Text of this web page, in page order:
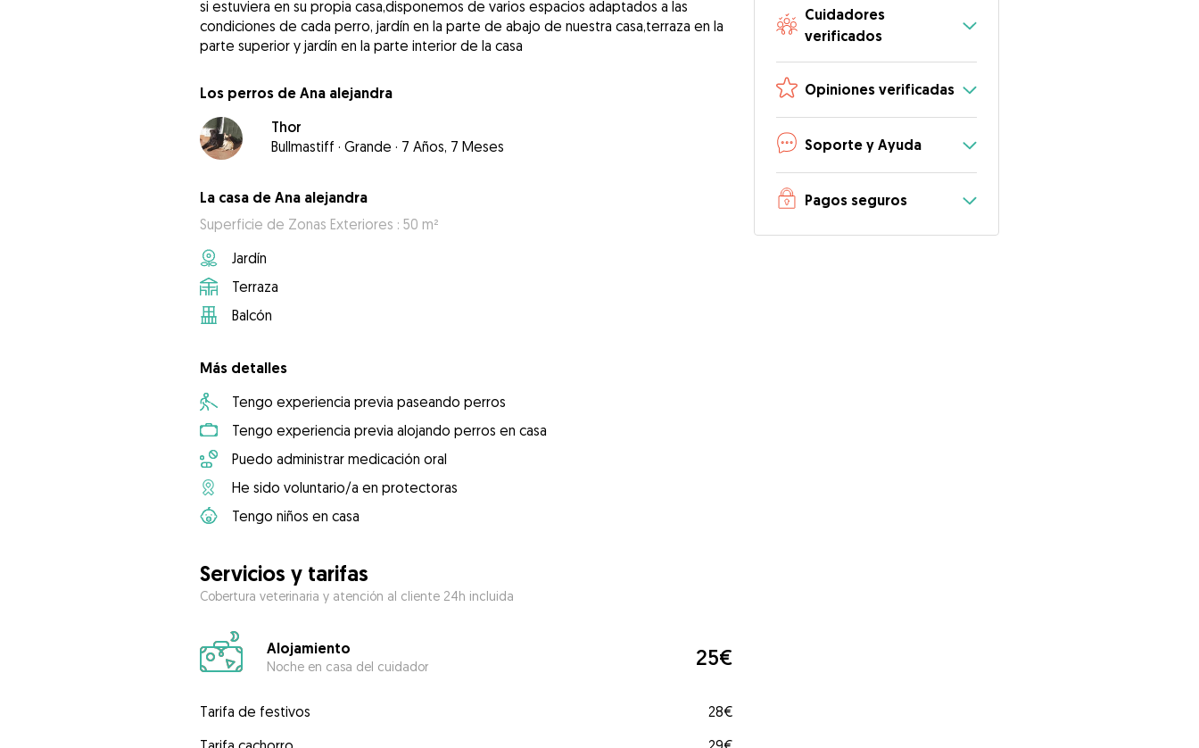
si estuviera en su propia casa,disponemos de varios espacios adaptados a las
condiciones de cada perro, jardín en la parte de abajo de nuestra casa,terraza en la
parte superior y jardín en la parte interior de la casa
Los perros de Ana alejandra
Thor
Bullmastiff · Grande · 7 Años, 7 Meses
La casa de Ana alejandra
Superficie de Zonas Exteriores : 50 m²
Jardín
Terraza
Balcón
Más detalles
Tengo experiencia previa paseando perros
Tengo experiencia previa alojando perros en casa
Puedo administrar medicación oral
He sido voluntario/a en protectoras
Tengo niños en casa
Servicios y tarifas
Cobertura veterinaria y atención al cliente 24h incluida
Alojamiento
Noche en casa del cuidador 25€
Tarifa de festivos
28€
Cuidadores
verificados
Opiniones verificadas
Soporte y Ayuda
Pagos seguros